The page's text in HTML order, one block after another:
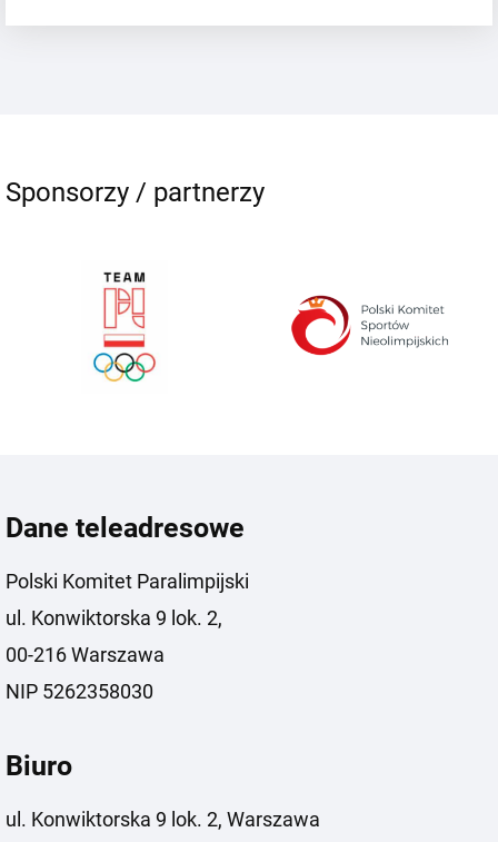
Sponsorzy / partnerzy
Dane teleadresowe
Polski Komitet Paralimpijski
ul. Konwiktorska 9 lok. 2,
00-216 Warszawa
NIP 5262358030
Biuro
ul. Konwiktorska 9 lok. 2, Warszawa